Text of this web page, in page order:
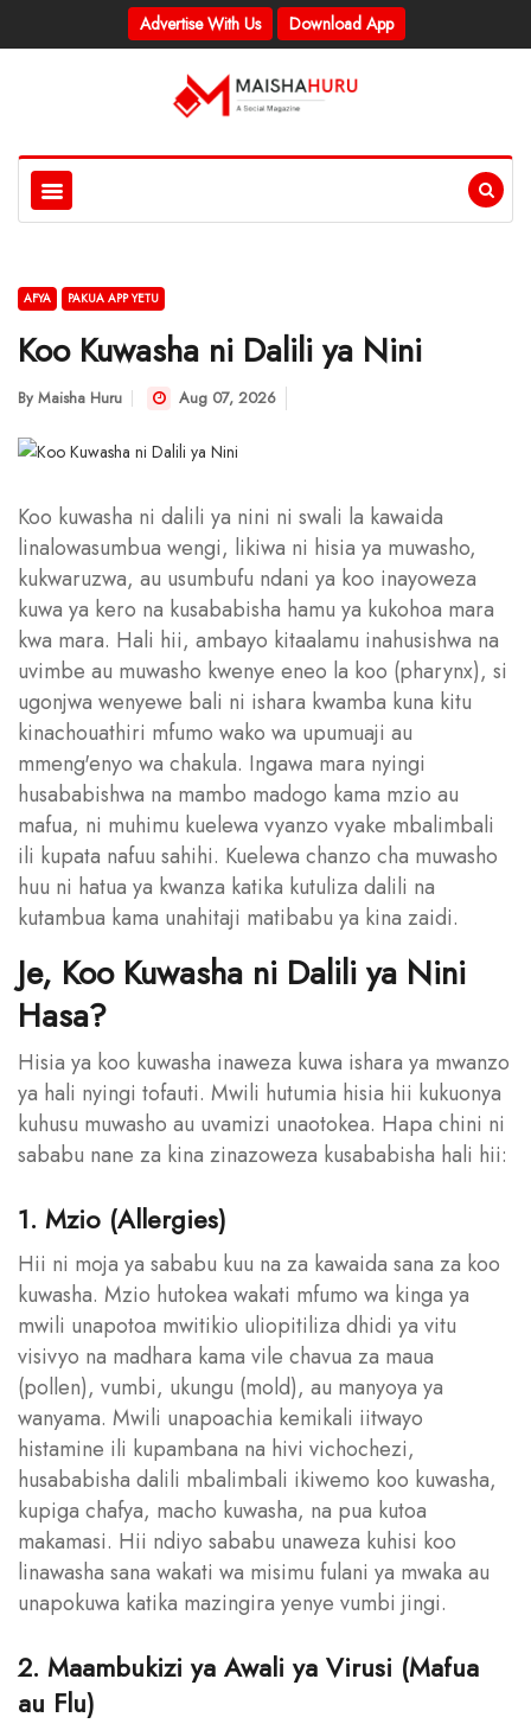
Advertise With Us Download App
AFYA PAKUA APP YETU
Koo Kuwasha ni Dalili ya Nini
By Maisha Huru Aug 07, 2026
Koo kuwasha ni dalili ya nini ni swali la kawaida
linalowasumbua wengi, likiwa ni hisia ya muwasho,
kukwaruzwa, au usumbufu ndani ya koo inayoweza
kuwa ya kero na kusababisha hamu ya kukohoa mara
kwa mara. Hali hii, ambayo kitaalamu inahusishwa na
uvimbe au muwasho kwenye eneo la koo (pharynx), si
ugonjwa wenyewe bali ni ishara kwamba kuna kitu
kinachouathiri mfumo wako wa upumuaji au
mmeng'enyo wa chakula. Ingawa mara nyingi
husababishwa na mambo madogo kama mzio au
mafua, ni muhimu kuelewa vyanzo vyake mbalimbali
ili kupata nafuu sahihi. Kuelewa chanzo cha muwasho
huu ni hatua ya kwanza katika kutuliza dalili na
kutambua kama unahitaji matibabu ya kina zaidi.
Je, Koo Kuwasha ni Dalili ya Nini
Hasa?
Hisia ya koo kuwasha inaweza kuwa ishara ya mwanzo
ya hali nyingi tofauti. Mwili hutumia hisia hii kukuonya
kuhusu muwasho au uvamizi unaotokea. Hapa chini ni
sababu nane za kina zinazoweza kusababisha hali hii:
1. Mzio (Allergies)
Hii ni moja ya sababu kuu na za kawaida sana za koo
kuwasha. Mzio hutokea wakati mfumo wa kinga ya
mwili unapotoa mwitikio uliopitiliza dhidi ya vitu
visivyo na madhara kama vile chavua za maua
(pollen), vumbi, ukungu (mold), au manyoya ya
wanyama. Mwili unapoachia kemikali iitwayo
histamine ili kupambana na hivi vichochezi,
husababisha dalili mbalimbali ikiwemo koo kuwasha,
kupiga chafya, macho kuwasha, na pua kutoa
makamasi. Hii ndiyo sababu unaweza kuhisi koo
linawasha sana wakati wa misimu fulani ya mwaka au
unapokuwa katika mazingira yenye vumbi jingi.
2. Maambukizi ya Awali ya Virusi (Mafua
au Flu)